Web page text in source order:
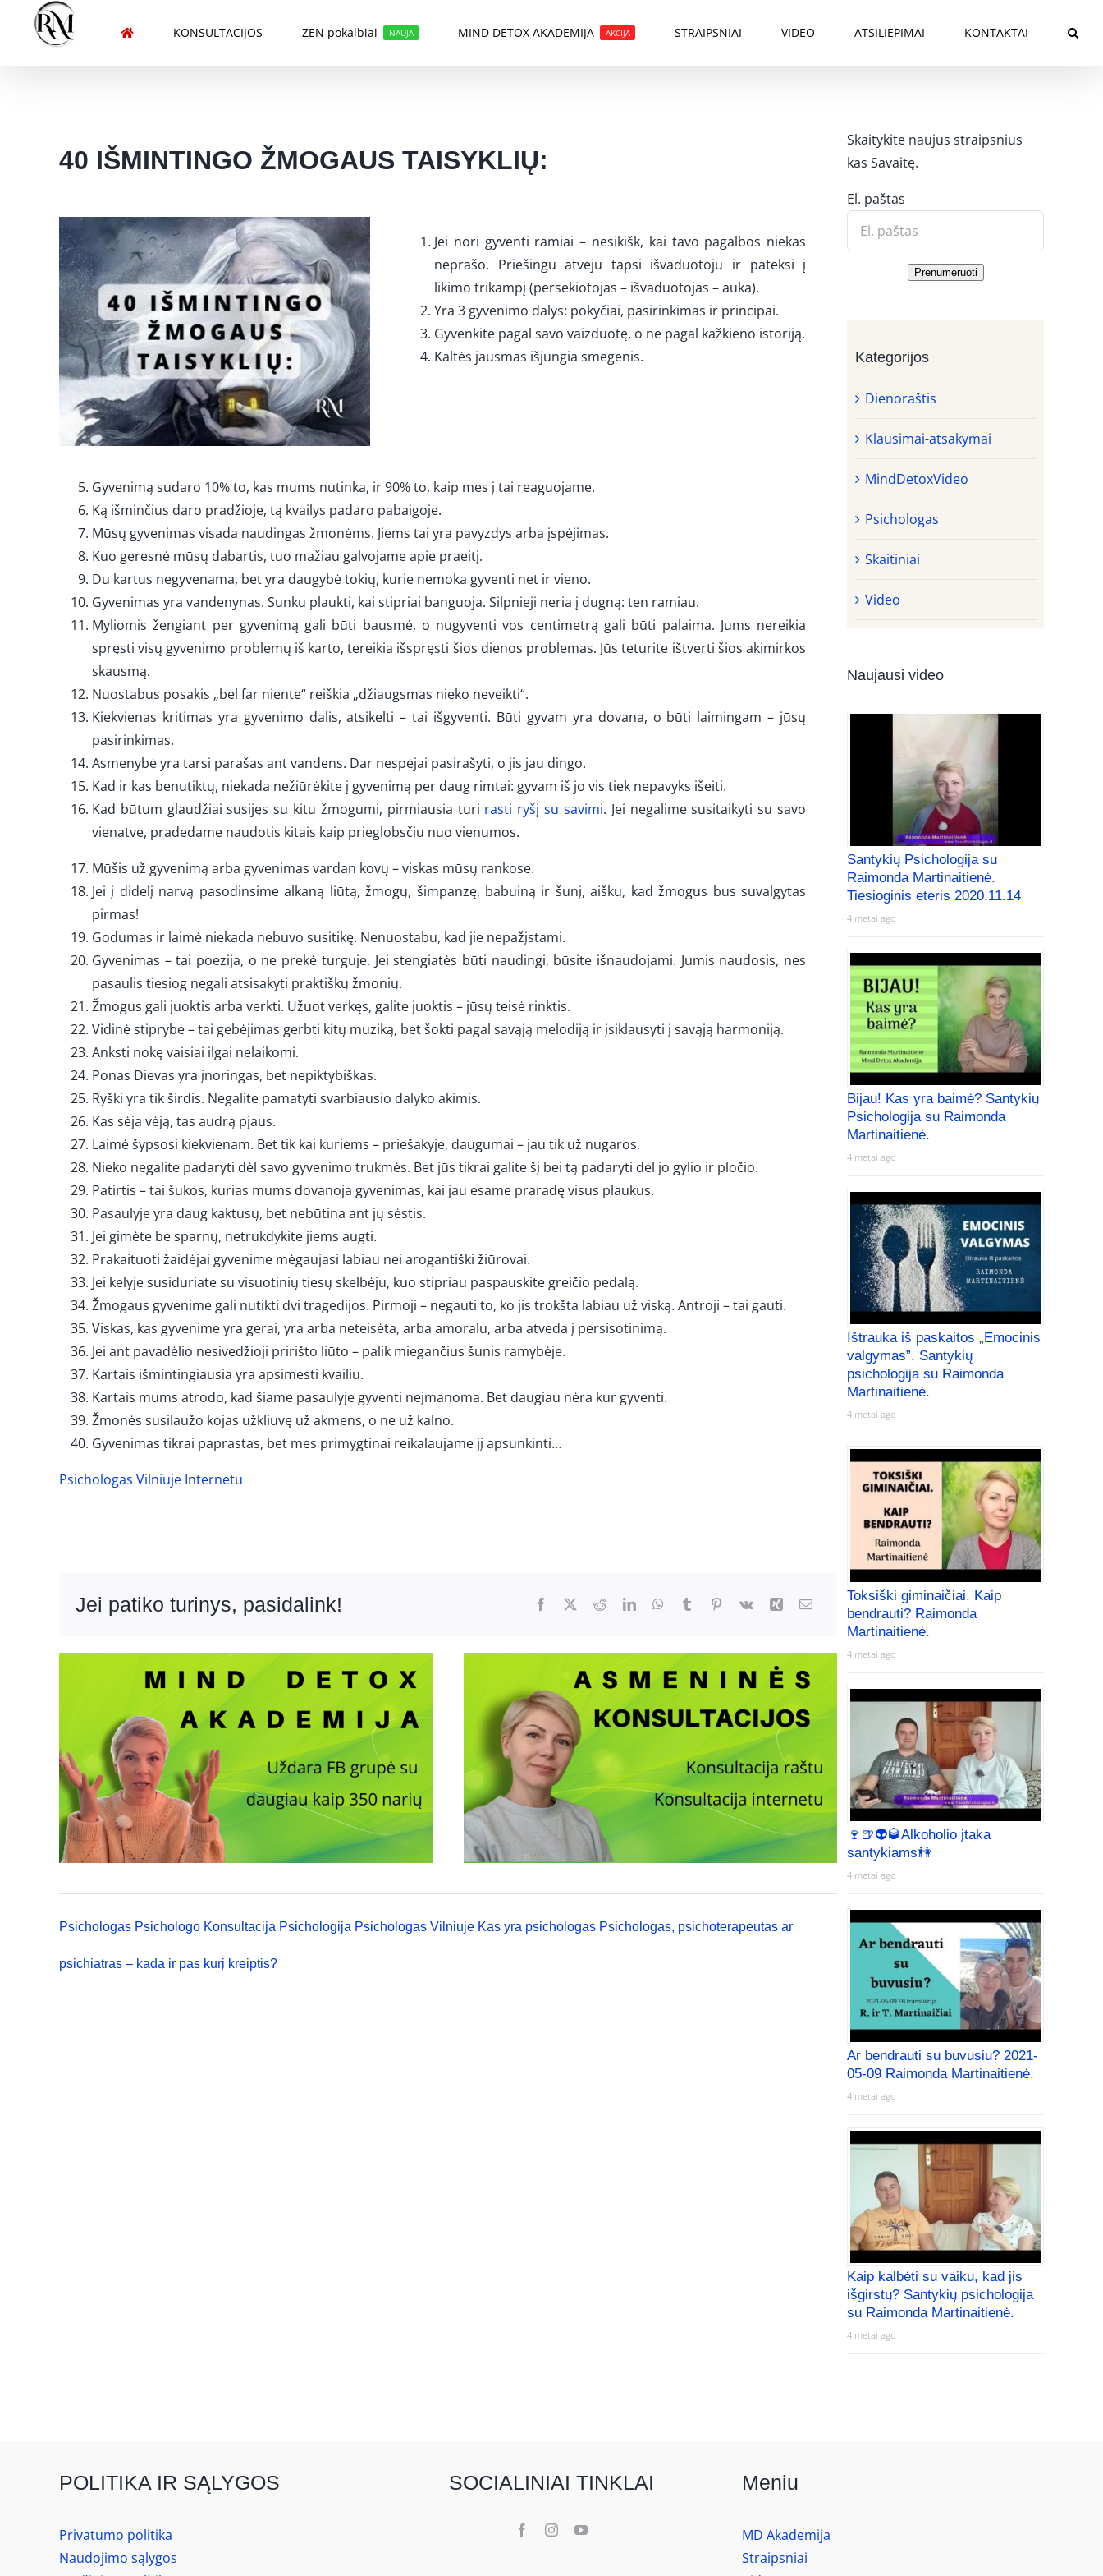
KONSULTACIJOS ZEN pokalbiai NAUJA MIND DETOX AKADEMIJA AKCIJA STRAIPSNIAI VIDEO ATSILIEPIMAI KONTAKTAI
40 IŠMINTINGO ŽMOGAUS TAISYKLIŲ:
Jei nori gyventi ramiai – nesikišk, kai tavo pagalbos niekas
neprašo. Priešingu atveju tapsi išvaduotoju ir pateksi į
likimo trikampį (persekiotojas – išvaduotojas – auka).
Yra 3 gyvenimo dalys: pokyčiai, pasirinkimas ir principai.
Gyvenkite pagal savo vaizduotę, o ne pagal kažkieno istoriją.
Kaltės jausmas išjungia smegenis.
Gyvenimą sudaro 10% to, kas mums nutinka, ir 90% to, kaip mes į tai reaguojame.
Ką išminčius daro pradžioje, tą kvailys padaro pabaigoje.
Mūsų gyvenimas visada naudingas žmonėms. Jiems tai yra pavyzdys arba įspėjimas.
Kuo geresnė mūsų dabartis, tuo mažiau galvojame apie praeitį.
Du kartus negyvenama, bet yra daugybė tokių, kurie nemoka gyventi net ir vieno.
Gyvenimas yra vandenynas. Sunku plaukti, kai stipriai banguoja. Silpnieji neria į dugną: ten ramiau.
Myliomis žengiant per gyvenimą gali būti bausmė, o nugyventi vos centimetrą gali būti palaima. Jums nereikia
spręsti visų gyvenimo problemų iš karto, tereikia išspręsti šios dienos problemas. Jūs teturite ištverti šios akimirkos
skausmą.
Nuostabus posakis „bel far niente“ reiškia „džiaugsmas nieko neveikti“.
Kiekvienas kritimas yra gyvenimo dalis, atsikelti – tai išgyventi. Būti gyvam yra dovana, o būti laimingam – jūsų
pasirinkimas.
Asmenybė yra tarsi parašas ant vandens. Dar nespėjai pasirašyti, o jis jau dingo.
Kad ir kas benutiktų, niekada nežiūrėkite į gyvenimą per daug rimtai: gyvam iš jo vis tiek nepavyks išeiti.
Kad būtum glaudžiai susijęs su kitu žmogumi, pirmiausia turi rasti ryšį su savimi. Jei negalime susitaikyti su savo
vienatve, pradedame naudotis kitais kaip prieglobsčiu nuo vienumos.
Mūšis už gyvenimą arba gyvenimas vardan kovų – viskas mūsų rankose.
Jei į didelį narvą pasodinsime alkaną liūtą, žmogų, šimpanzę, babuiną ir šunį, aišku, kad žmogus bus suvalgytas
pirmas!
Godumas ir laimė niekada nebuvo susitikę. Nenuostabu, kad jie nepažįstami.
Gyvenimas – tai poezija, o ne prekė turguje. Jei stengiatės būti naudingi, būsite išnaudojami. Jumis naudosis, nes
pasaulis tiesiog negali atsisakyti praktiškų žmonių.
Žmogus gali juoktis arba verkti. Užuot verkęs, galite juoktis – jūsų teisė rinktis.
Vidinė stiprybė – tai gebėjimas gerbti kitų muziką, bet šokti pagal savąją melodiją ir įsiklausyti į savąją harmoniją.
Anksti nokę vaisiai ilgai nelaikomi.
Ponas Dievas yra įnoringas, bet nepiktybiškas.
Ryški yra tik širdis. Negalite pamatyti svarbiausio dalyko akimis.
Kas sėja vėją, tas audrą pjaus.
Laimė šypsosi kiekvienam. Bet tik kai kuriems – priešakyje, daugumai – jau tik už nugaros.
Nieko negalite padaryti dėl savo gyvenimo trukmės. Bet jūs tikrai galite šį bei tą padaryti dėl jo gylio ir pločio.
Patirtis – tai šukos, kurias mums dovanoja gyvenimas, kai jau esame praradę visus plaukus.
Pasaulyje yra daug kaktusų, bet nebūtina ant jų sėstis.
Jei gimėte be sparnų, netrukdykite jiems augti.
Prakaituoti žaidėjai gyvenime mėgaujasi labiau nei arogantiški žiūrovai.
Jei kelyje susiduriate su visuotinių tiesų skelbėju, kuo stipriau paspauskite greičio pedalą.
Žmogaus gyvenime gali nutikti dvi tragedijos. Pirmoji – negauti to, ko jis trokšta labiau už viską. Antroji – tai gauti.
Viskas, kas gyvenime yra gerai, yra arba neteisėta, arba amoralu, arba atveda į persisotinimą.
Jei ant pavadėlio nesivedžioji pririšto liūto – palik miegančius šunis ramybėje.
Kartais išmintingiausia yra apsimesti kvailiu.
Kartais mums atrodo, kad šiame pasaulyje gyventi neįmanoma. Bet daugiau nėra kur gyventi.
Žmonės susilaužo kojas užkliuvę už akmens, o ne už kalno.
Gyvenimas tikrai paprastas, bet mes primygtinai reikalaujame jį apsunkinti…
Psichologas Vilniuje Internetu
Jei patiko turinys, pasidalink!
Psichologas Psichologo Konsultacija Psichologija Psichologas Vilniuje Kas yra psichologas Psichologas, psichoterapeutas ar
psichiatras – kada ir pas kurį kreiptis?
Skaitykite naujus straipsnius
kas Savaitę.
El. paštas
Prenumeruoti
Kategorijos
Dienoraštis
Klausimai-atsakymai
MindDetoxVideo
Psichologas
Skaitiniai
Video
Naujausi video
Santykių Psichologija su
Raimonda Martinaitienė.
Tiesioginis eteris 2020.11.14
4 metai ago
Bijau! Kas yra baimė? Santykių
Psichologija su Raimonda
Martinaitienė.
4 metai ago
Ištrauka iš paskaitos „Emocinis
valgymas”. Santykių
psichologija su Raimonda
Martinaitienė.
4 metai ago
Toksiški giminaičiai. Kaip
bendrauti? Raimonda
Martinaitienė.
4 metai ago
🍷🍺👽🥃Alkoholio įtaka
santykiams👫
4 metai ago
Ar bendrauti su buvusiu? 2021-
05-09 Raimonda Martinaitienė.
4 metai ago
Kaip kalbėti su vaiku, kad jis
išgirstų? Santykių psichologija
su Raimonda Martinaitienė.
4 metai ago
POLITIKA IR SĄLYGOS
Privatumo politika
Naudojimo sąlygos
SOCIALINIAI TINKLAI Meniu
MD Akademija
Straipsniai